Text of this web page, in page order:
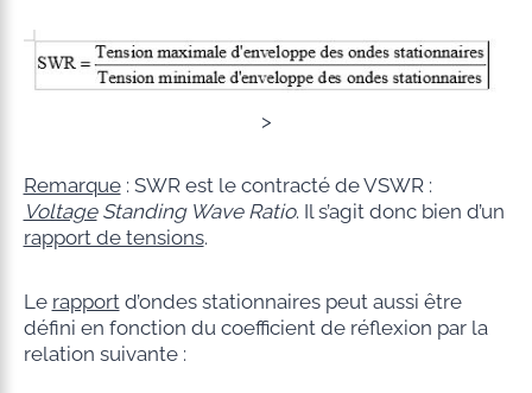
>
Remarque: SWR est le contracté de VSWR :
VoltageStanding Wave Ratio. Il s’agit donc bien d’un
rapport de tensions.
Le rapportd’ondes stationnaires peut aussi être
défini en fonction du coefficient de réflexion par la
relation suivante :